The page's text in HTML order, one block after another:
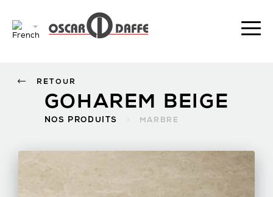
GOHAREM BEIGE
NOS PRODUITS MARBRE
RETOUR